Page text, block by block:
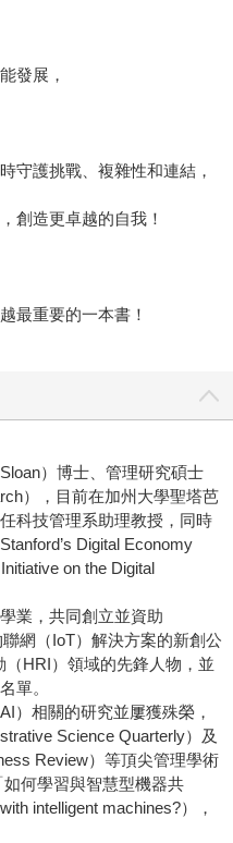
發展，
守護挑戰、複雜性和連結，
創造更卓越的自我！
最重要的一本書！
）博士、管理研究碩士
），目前在加州大學聖塔芭
科技管理系助理教授，同時
Digital Economy
on the Digital
，共同創立並資助
網（IoT）解決方案的新創公
HRI）領域的先鋒人物，並
單。
相關的研究並屢獲殊榮，
Science Quarterly）及
Review）等頂尖管理學術
何學習與智慧型機器共
intelligent machines?），